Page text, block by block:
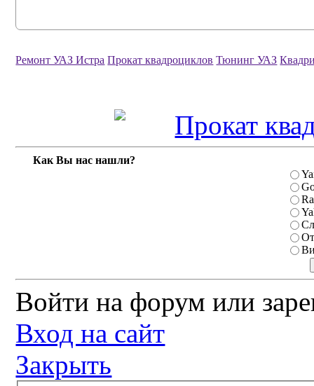
Ремонт УАЗ Истра Прокат квадроциклов Тюнинг УАЗ
Как Вы нас нашли?
Войти на форум или
Вход на сайт
Закрыть